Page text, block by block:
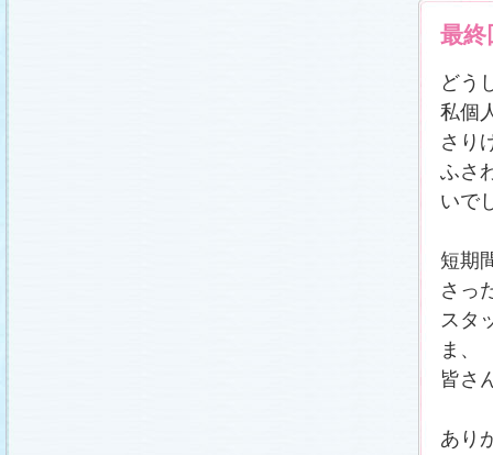
最終
どう
私個
さり
ふさ
いで
短期
さっ
スタ
ま、
皆さ
あり